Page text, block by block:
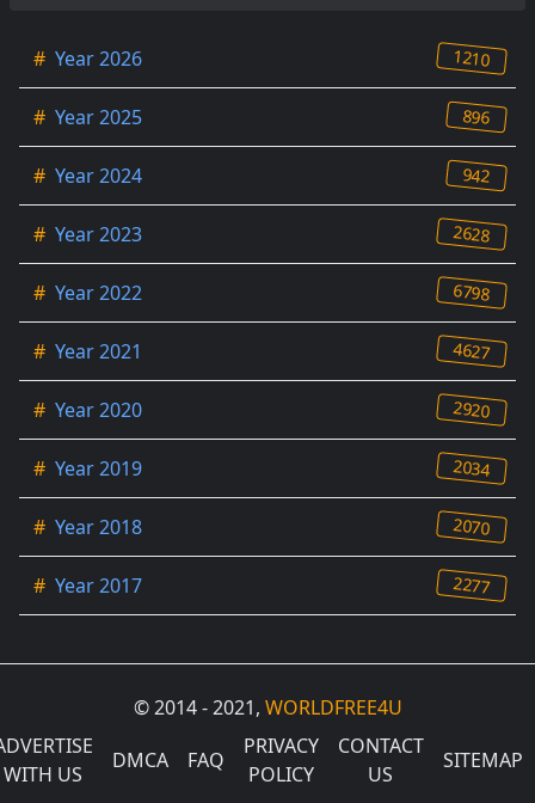
# Year 2026 1210
# Year 2025 896
# Year 2024 942
# Year 2023 2628
# Year 2022 6798
# Year 2021 4627
# Year 2020 2920
# Year 2019 2034
# Year 2018 2070
# Year 2017 2277
© 2014 - 2021, WORLDFREE4U
WITH US
DMCA FAQ
PRIVACY
POLICY
CONTACT
US
SITEMAP